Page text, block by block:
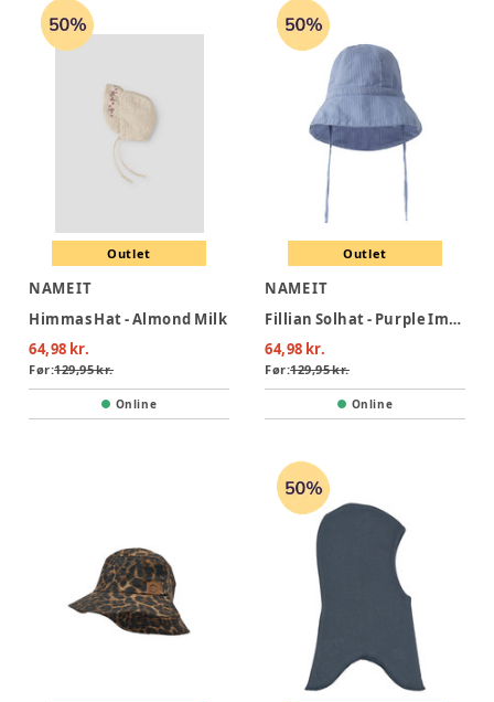
Outlet
NAME IT
Himmas Hat - Almond Milk
64,98 kr.
Før:129,95 kr.
Online
Outlet
NAME IT
Fillian Solhat - Purple Impression
64,98 kr.
Før:129,95 kr.
Online